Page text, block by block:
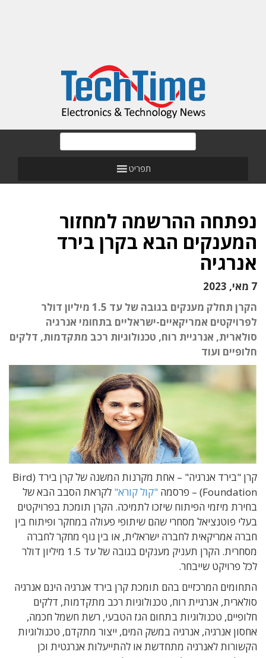
תפריט
נפתחה ההרשמה למחזור
המענקים הבא בקרן בירד
אנרגיה
7 מאי, 2023
הקרן תחלק מענקים בגובה של עד 1.5 מיליון דולר
לפרויקטים אמריקאיים-ישראליים בתחומי אנרגיה
סולארית, אנרגיית רוח, טכנולוגיות רכב מתקדמות, דלקים
חלופיים ועוד
קרן "בירד אנרגיה"
– אחת מקרנות המשנה של קרן בירד (Bird
Foundation) –
פרסמה "קול קורא" לקראת הסבב הבא של
בחירת מיזמי הפיתוח שיזכו לתמיכה. הקרן תומכת בפרויקטים
בעלי פוטנציאל מסחרי שהם שיתופי פעולה במחקר ופיתוח בין
חברה אמריקאית לחברה ישראלית, או בין גוף מחקר לחברה
מסחרית. הקרן תעניק מענקים בגובה של עד 1.5 מיליון דולר
לכל פרויקט שייבחר.
התחומים המרכזיים בהם תומכת קרן בירד אנרגיה הינם אנרגיה
סולארית, אנרגיית רוח, טכנולוגיות רכב מתקדמות, דלקים
חלופיים, טכנולוגיות בתחום הגז הטבעי, רשת חשמל חכמה,
אחסון אנרגיה, אנרגיה במשק המים, ייצור מתקדם, טכנולוגיות
הקשורות לאנרגיה מתחדשת או להתייעלות אנרגטית וכן